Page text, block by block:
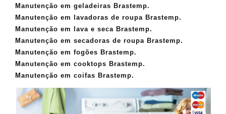
Manutenção em geladeiras Brastemp.
Manutenção em lavadoras de roupa Brastemp.
Manutenção em lava e seca Brastemp.
Manutenção em secadoras de roupa Brastemp.
Manutenção em fogões Brastemp.
Manutenção em cooktops Brastemp.
Manutenção em coifas Brastemp.